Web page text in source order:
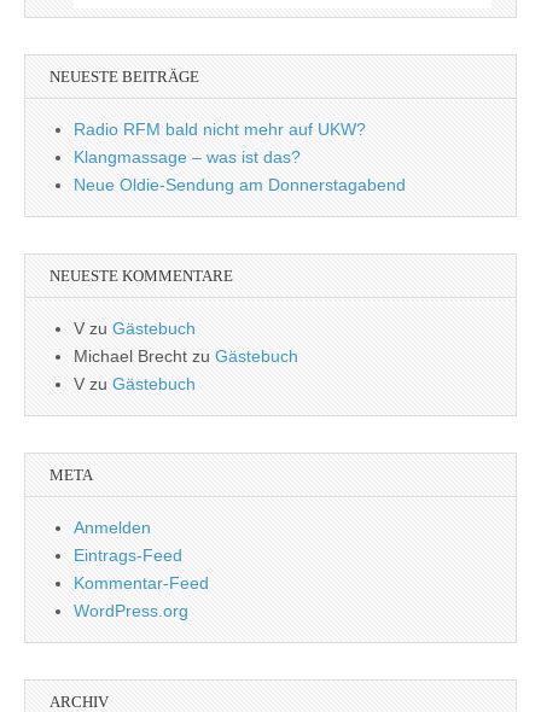
NEUESTE BEITRÄGE
Radio RFM bald nicht mehr auf UKW?
Klangmassage – was ist das?
Neue Oldie-Sendung am Donnerstagabend
NEUESTE KOMMENTARE
V zu Gästebuch
Michael Brecht zu Gästebuch
Vzu Gästebuch
META
Anmelden
Eintrags-Feed
Kommentar-Feed
WordPress.org
ARCHIV